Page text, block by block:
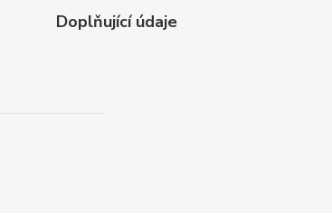
Doplňující údaje